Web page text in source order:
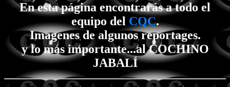
En esta página encontrarás a todo el
equipo del CQC.
Imagenes de algunos reportages.
y lo mas importante...al COCHINO
JABALÍ